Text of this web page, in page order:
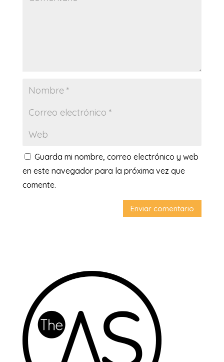
Guarda mi nombre, correo electrónico y web
en este navegador para la próxima vez que
comente.